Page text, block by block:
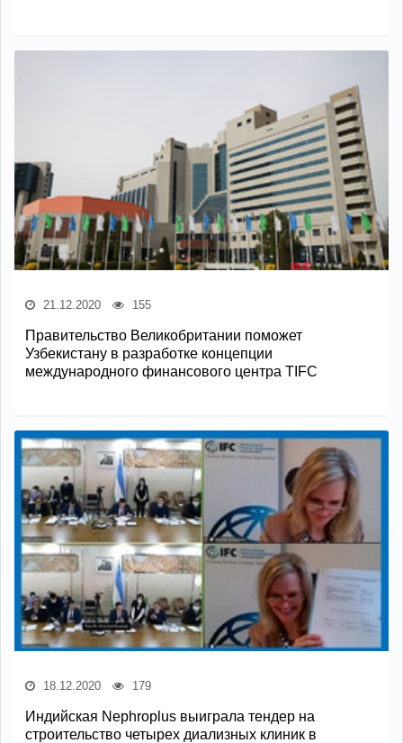
21.12.2020 155
Правительство Великобритании поможет
Узбекистану в разработке концепции
международного финансового центра TIFC
18.12.2020 179
Индийская Nephroplus выиграла тендер на
строительство четырех диализных клиник в